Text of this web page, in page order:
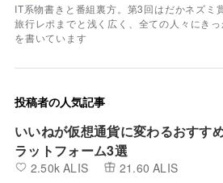
IT系物書きと番組裏方。第3回はだかネズミ
旅行レポまでと浅く広く、全ての人々にき
を書いています
投稿者の人気記事
いいねが仮想通貨に変わるおすす
ラットフォーム3選
2.50k ALIS 21.60 ALIS